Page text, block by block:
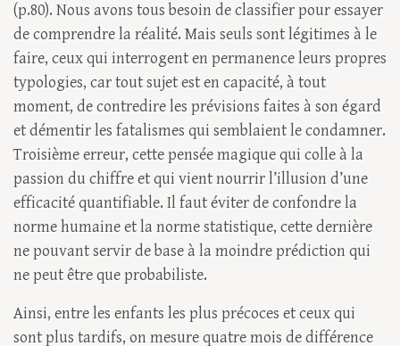
(p.80). Nous avons tous besoin de classifier pour essayer
de comprendre la réalité. Mais seuls sont légitimes à le
faire, ceux qui interrogent en permanence leurs propres
typologies, car tout sujet est en capacité, à tout
moment, de contredire les prévisions faites à son égard
et démentir les fatalismes qui semblaient le condamner.
Troisième erreur, cette pensée magique qui colle à la
passion du chiffre et qui vient nourrir l’illusion d’une
efficacité quantifiable. Il faut éviter de confondre la
norme humaine et la norme statistique, cette dernière
ne pouvant servir de base à la moindre prédiction qui
ne peut être que probabiliste.
Ainsi, entre les enfants les plus précoces et ceux qui
sont plus tardifs, on mesure quatre mois de différence